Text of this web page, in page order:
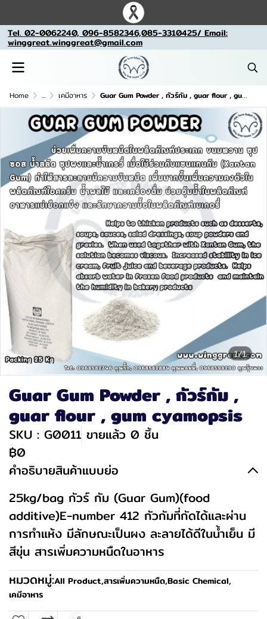
Tel. 02-0062240, 096-8582346,085-3310425/ Email:
winggreat.winggreat@gmail.com
Home ... เคมีอาหาร Guar Gum Powder , กัวร์กัม , guar flour , gum cyamopsis
1/1
Guar Gum Powder , กัวร์กัม ,
guar flour , gum cyamopsis
SKU : G0011 ขายแล้ว 0 ชิ้น
฿0
คำอธิบายสินค้าแบบย่อ
25kg/bag กัวร์ กัม (Guar Gum)(food
additive)E-number 412 กัวกัมที่กัดได้และผ่าน
การทำแห้ง มีลักษณะเป็นผง ละลายได้ดีในน้ำเย็น มี
สีขุ่น สารเพิ่มความหนืดในอาหาร
หมวดหมู่:All Product,สารเพิ่มความหนืด,Basic Chemical,
เคมีอาหาร